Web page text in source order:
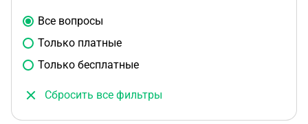
Все вопросы
Только платные
Только бесплатные
Сбросить все фильтры